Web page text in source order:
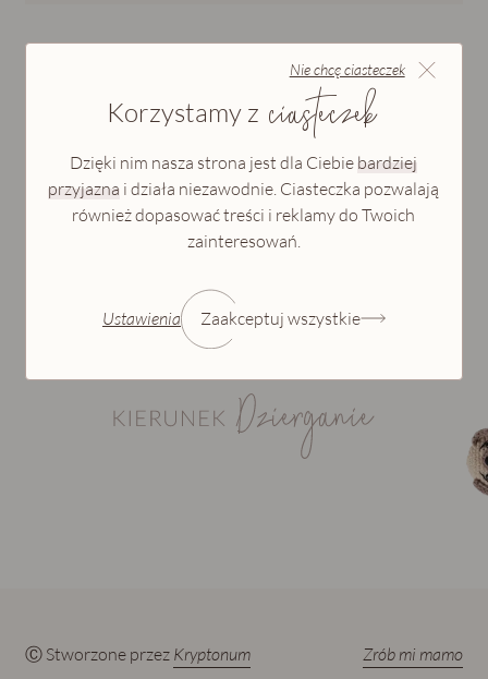
Ⓒ Stworzone przez Kryptonum Zrób mi mamo
Nie chcę ciasteczek
Korzystamy z ciasteczek
Dzięki nim nasza strona jest dla Ciebie bardziej
przyjazna i działa niezawodnie. Ciasteczka pozwalają
również dopasować treści i reklamy do Twoich
zainteresowań.
Ustawienia Zaakceptuj wszystkie